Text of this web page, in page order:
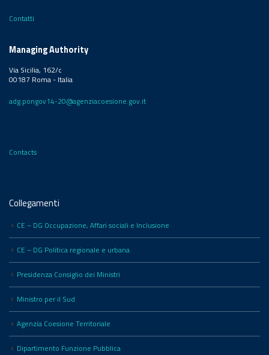
Contatti
Managing Authority
Via Sicilia, 162/c
00187 Roma - Italia
adg.pongov14-20@agenziacoesione.gov.it
Contacts
Collegamenti
CE – DG Occupazione, Affari sociali e Inclusione
CE – DG Politica regionale e urbana
Presidenza Consiglio dei Ministri
Ministro per il Sud
Agenzia Coesione Territoriale
Dipartimento Funzione Pubblica